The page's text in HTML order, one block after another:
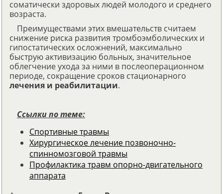
соматически здоровых людей молодого и среднего
возраста.
Преимуществами этих вмешательств считаем
снижение риска развития тромбоэмболических и
гипостатических осложнений, максимально
быструю активизацию больных, значительное
облегчение ухода за ними в послеоперационном
периоде, сокращение сроков стационарного
лечения и реабилитации.
Ссылки по теме:
Спортивные травмы
Хирургическое лечение позвоночно-
спинномозговой травмы
Профилактика травм опорно-двигательного
аппарата